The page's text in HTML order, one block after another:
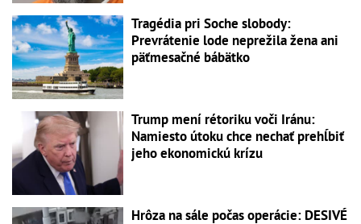
Tragédia pri Soche slobody:
Prevrátenie lode neprežila žena ani
päťmesačné bábätko
Trump mení rétoriku voči Iránu:
Namiesto útoku chce nechať prehĺbiť
jeho ekonomickú krízu
Hrôza na sále počas operácie: DESIVÉ